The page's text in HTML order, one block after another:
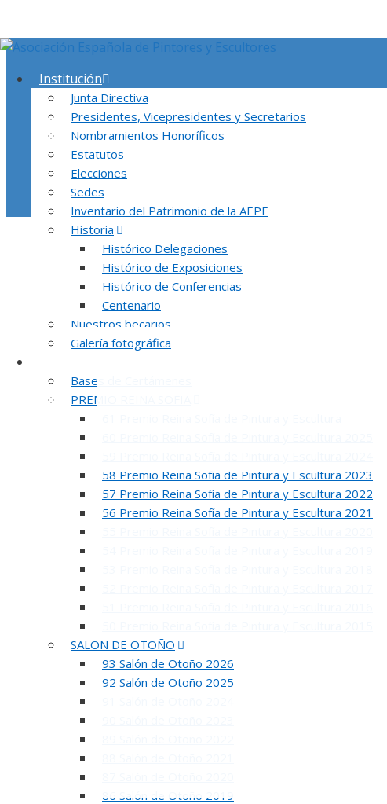
al
contenido
Institución
Junta Directiva
Presidentes, Vicepresidentes y Secretarios
Nombramientos Honoríficos
Estatutos
Elecciones
Sedes
Inventario del Patrimonio de la AEPE
Historia
Histórico Delegaciones
Histórico de Exposiciones
Histórico de Conferencias
Centenario
Nuestros becarios
Galería fotográfica
Bases de Certámenes
PREMIO REINA SOFIA
58 Premio Reina Sofía de Pintura y Escultura 2023
57 Premio Reina Sofía de Pintura y Escultura 2022
56 Premio Reina Sofía de Pintura y Escultura 2021
SALON DE OTOÑO
93 Salón de Otoño 2026
92 Salón de Otoño 2025
86 Salón de Otoño 2019
En esta página encontrarás fotografías de los